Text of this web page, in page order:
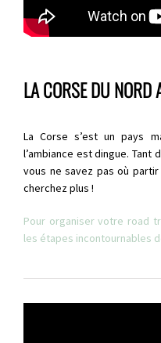
LA CORSE DU NORD
La Corse s’est un pays
l’ambiance est dingue.
vous ne savez pas où
cherchez plus !
Pour organiser votre road
les étapes incontournables